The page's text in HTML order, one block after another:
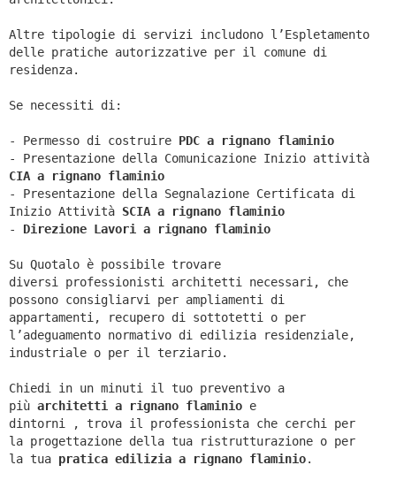
Altre tipologie di servizi includono l’Espletamento
delle pratiche autorizzative per il comune di
residenza.
Se necessiti di:
- Permesso di costruire PDC a rignano flaminio
- Presentazione della Comunicazione Inizio attività
CIA a
rignano flaminio
- Presentazione della Segnalazione Certificata di
Inizio Attività SCIA a
rignano flaminio
- Direzione Lavori a rignano flaminio
Su Quotalo è possibile trovare
diversi professionisti architetti necessari, che
possono consigliarvi per ampliamenti di
appartamenti, recupero di sottotetti o per
l’adeguamento normativo di edilizia residenziale,
industriale o per il terziario.
Chiedi in un minuti il tuo preventivo a
più architetti a rignano flaminio e
dintorni ,
trova il professionista che cerchi per
la progettazione della tua ristrutturazione o per
la tua pratica edilizia a rignano flaminio.